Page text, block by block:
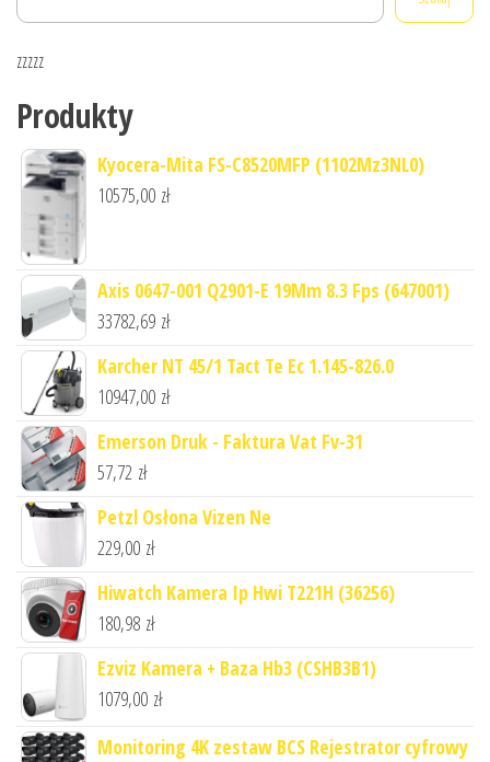
zzzzz
Produkty
Kyocera-Mita FS-C8520MFP (1102Mz3NL0)
10575,00 zł
Axis 0647-001 Q2901-E 19Mm 8.3 Fps (647001)
33782,69 zł
Karcher NT 45/1 Tact Te Ec 1.145-826.0
10947,00 zł
Emerson Druk - Faktura Vat Fv-31
57,72 zł
Petzl Osłona Vizen Ne
229,00 zł
Hiwatch Kamera Ip Hwi T221H (36256)
180,98 zł
Ezviz Kamera + Baza Hb3 (CSHB3B1)
1079,00 zł
Monitoring 4K zestaw BCS Rejestrator cyfrowy